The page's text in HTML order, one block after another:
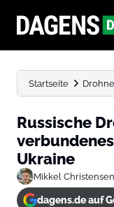
Startseite
Russische
Ukraine
Mikkel Christensen
dagens.de auf